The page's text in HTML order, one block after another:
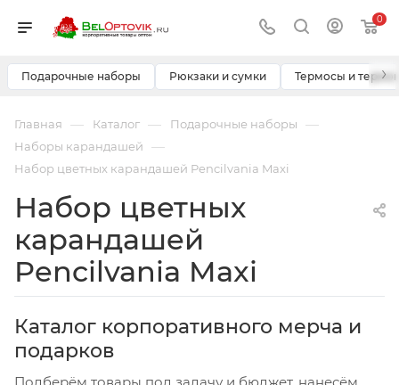
0
Подарочные наборы Рюкзаки и сумки Термосы и ›
Главная — Каталог — Подарочные наборы —
Наборы карандашей —
Набор цветных карандашей Pencilvania Maxi
Набор цветных
карандашей
Pencilvania Maxi
Каталог корпоративного мерча и
подарков